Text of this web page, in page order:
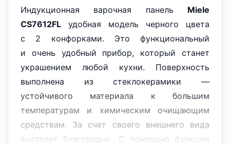
Индукционная варочная панель Miele
CS7612FL удобная модель черного цвета
с 2 конфорками. Это функциональный
и очень удобный прибор, который станет
украшением любой кухни. Поверхность
выполнена из стеклокерамики —
устойчивого материала к большим
температурам и химическим очищающим
средствам. За счет своего внешнего вида
выглядит благородно. С помощью функции